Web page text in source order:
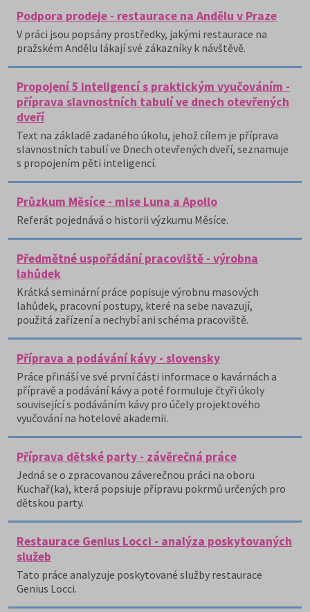
Podpora prodeje - restaurace na Andělu v Praze
V práci jsou popsány prostředky, jakými restaurace na
pražském Andělu lákají své zákazníky k návštěvě.
Propojení 5 inteligencí s praktickým vyučováním -
příprava slavnostních tabulí ve dnech otevřených
dveří
Text na základě zadaného úkolu, jehož cílem je příprava
slavnostních tabulí ve Dnech otevřených dveří, seznamuje
s propojením pěti inteligencí.
Průzkum Měsíce - mise Luna a Apollo
Referát pojednává o historii výzkumu Měsíce.
Předmětné uspořádání pracoviště - výrobna
lahůdek
Krátká seminární práce popisuje výrobnu masových
lahůdek, pracovní postupy, které na sebe navazují,
použitá zařízení a nechybí ani schéma pracoviště.
Příprava a podávání kávy - slovensky
Práce přináší ve své první části informace o kavárnách a
přípravě a podávání kávy a poté formuluje čtyři úkoly
související s podáváním kávy pro účely projektového
vyučování na hotelové akademii.
Příprava dětské party - závěrečná práce
Jedná se o zpracovanou záverečnou práci na oboru
Kuchař(ka), která popsiuje přípravu pokrmů určených pro
dětskou party.
Restaurace Genius Locci - analýza poskytovaných
služeb
Tato práce analyzuje poskytované služby restaurace
Genius Locci.